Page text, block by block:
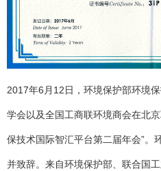
2017年6月12日，环境保护部环境
学会以及全国工商联环境商会在北
保技术国际智汇平台第二届年会”。
并致辞。来自环境保护部、联合国